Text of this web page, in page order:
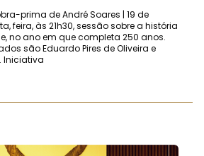
prima de André Soares | 19 de
feira, às 21h30, sessão sobre a história
no ano em que completa 250 anos.
são Eduardo Pires de Oliveira e
Iniciativa